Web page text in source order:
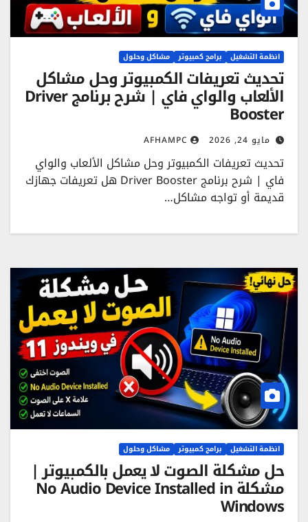
انظمة التشغيل برامج كمبيوتر مشاكل وحلول
تحديث تعريفات الكمبيوتر وحل مشاكل
الألعاب والواي فاي | شرح برنامج Driver
Booster
مايو 24, 2026 AFHAMPC
تحديث تعريفات الكمبيوتر وحل مشاكل الألعاب والواي
فاي | شرح برنامج Driver Booster هل تعريفات جهازك
قديمة أو تواجه مشاكل…
انظمة التشغيل برامج كمبيوتر مشاكل وحلول
حل مشكلة الصوت لا يعمل بالكمبيوتر |
مشكلة No Audio Device Installed in
Windows